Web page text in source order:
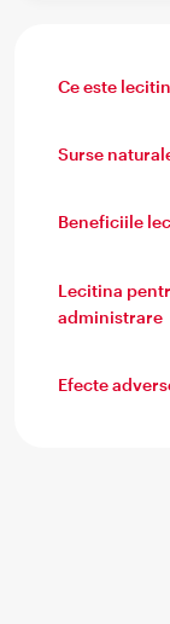
Ce este
Surse
Beneficiile
Lecitina
administrare
Efecte